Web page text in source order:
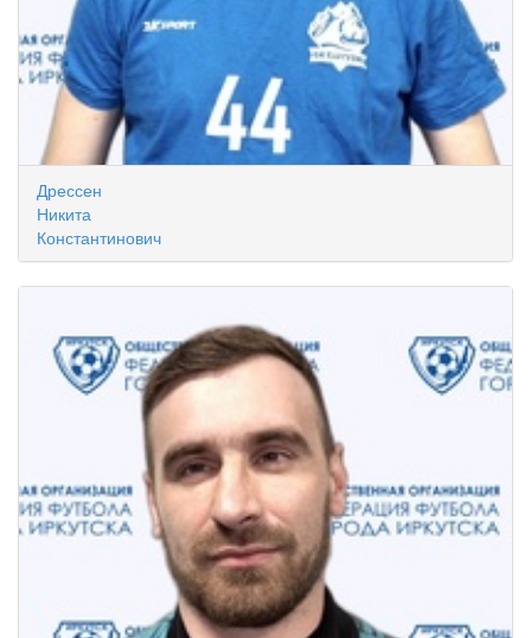
Дрессен
Никита
Константинович